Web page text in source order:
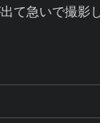
急いで撮影